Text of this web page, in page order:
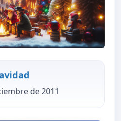
de 2011